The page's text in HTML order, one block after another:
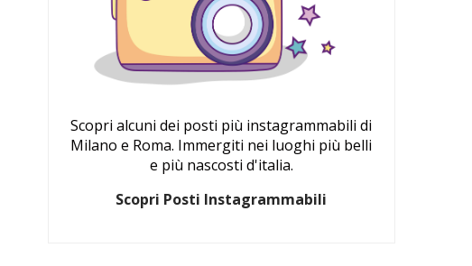
Scopri alcuni dei posti più instagrammabili di
Milano e Roma. Immergiti nei luoghi più belli
e più nascosti d'italia.
Scopri Posti Instagrammabili